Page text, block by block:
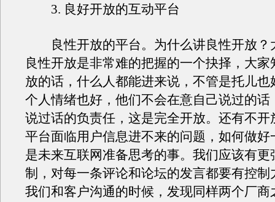
3. 良好开放的互动平台
良性开放的平台。为什么讲良性开放？
良性开放是非常难的把握的一个抉择，大家
放的话，什么人都能进来说，不管是托儿也
个人情绪也好，他们不会在意自己说过的话
说过话的负责任，这是完全开放。还有不开
平台面临用户信息进不来的问题，如何做好
是未来互联网准备思考的事。我们应该有更
制，对每一条评论和论坛的发言都要有控制
我们和客户沟通的时候，发现同样两个厂商